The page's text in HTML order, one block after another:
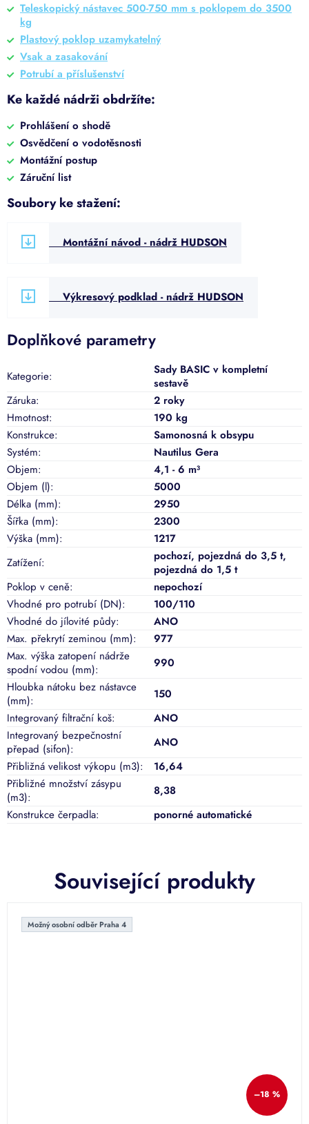
Související produkty
Možný osobní odběr Praha 4
–18 %
Teleskopický nástavec 500-750 mm s poklopem do 3500
kg
Plastový poklop uzamykatelný
Vsak a zasakování
Potrubí a příslušenství
Ke každé nádrži obdržíte:
Prohlášení o shodě
Osvědčení o vodotěsnosti
Montážní postup
Záruční list
Soubory ke stažení:
Montážní návod - nádrž HUDSON
Výkresový podklad - nádrž HUDSON
Doplňkové parametry
Kategorie:
Sady BASIC v kompletní
sestavě
Záruka:
2 roky
Hmotnost:
190 kg
Konstrukce:
Samonosná k obsypu
Systém:
Nautilus Gera
Objem:
4,1 - 6 m³
Objem (l):
5000
Délka (mm):
2950
Šířka (mm):
2300
Výška (mm):
1217
Zatížení: pochozí, pojezdná do 3,5 t,
pojezdná do 1,5 t
Poklop v ceně:
nepochozí
Vhodné pro potrubí (DN):
100/110
Vhodné do jílovité půdy:
ANO
Max. překrytí zeminou (mm):
977
Max. výška zatopení nádrže
spodní vodou (mm):
990
Hloubka nátoku bez nástavce
(mm):
150
Integrovaný filtrační koš:
ANO
Integrovaný bezpečnostní
přepad (sifon):
ANO
Přibližná velikost výkopu (m3):
16,64
Přibližné množství zásypu
(m3):
8,38
Konstrukce čerpadla: ponorné automatické